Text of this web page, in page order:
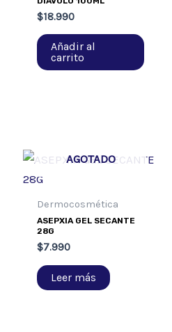
$18.990
Añadir al
carrito
AGOTADO
Dermocosmética
ASEPXIA GEL SECANTE
28G
$7.990
Leer más